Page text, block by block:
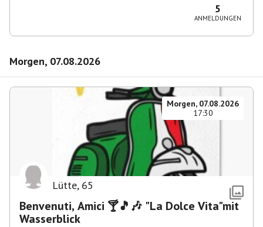
5
ANMELDUNGEN
Morgen, 07.08.2026
Morgen, 07.08.2026
17:30
Lütte, 65
Benvenuti, Amici 🍸🎵🎶 "La Dolce Vita"mit
Wasserblick